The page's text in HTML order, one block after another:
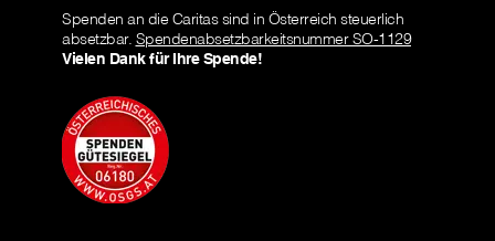
Spenden an die Caritas sind in Österreich steuerlich
absetzbar. Spendenabsetzbarkeitsnummer SO-1129
Vielen Dank für Ihre Spende!